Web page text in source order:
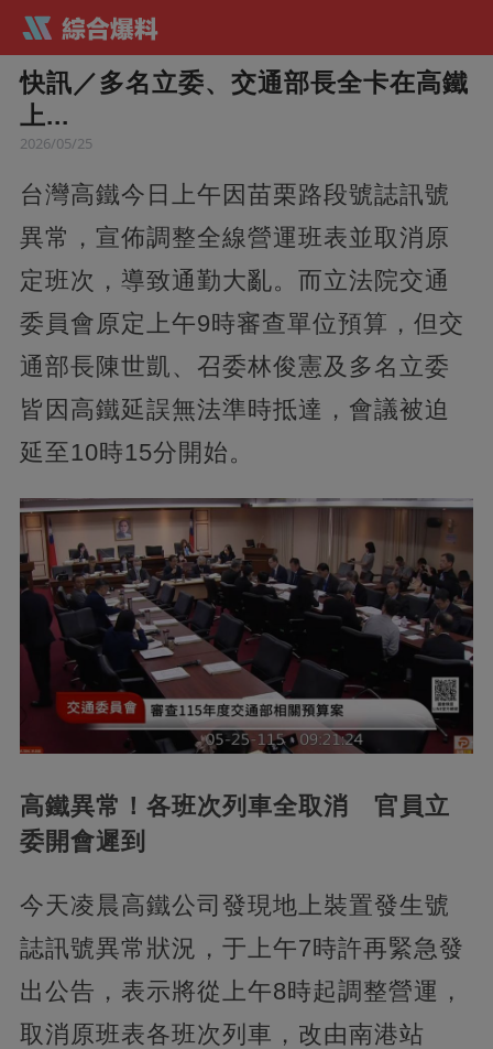
快訊／多名立委、交通部長全卡在高鐵
上...
2026/05/25
台灣高鐵今日上午因苗栗路段號誌訊號
異常，宣佈調整全線營運班表並取消原
定班次，導致通勤大亂。而立法院交通
委員會原定上午9時審查單位預算，但交
通部長陳世凱、召委林俊憲及多名立委
皆因高鐵延誤無法準時抵達，會議被迫
延至10時15分開始。
高鐵異常！各班次列車全取消 官員立
委開會遲到
今天凌晨高鐵公司發現地上裝置發生號
誌訊號異常狀況，于上午7時許再緊急發
出公告，表示將從上午8時起調整營運，
取消原班表各班次列車，改由南港站